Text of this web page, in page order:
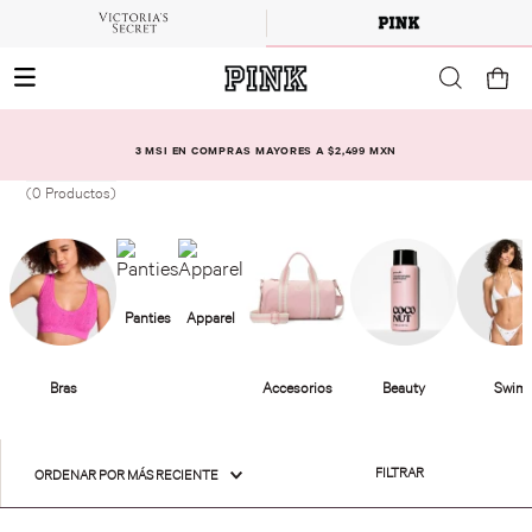
3 MSI EN COMPRAS MAYORES A $2,499 MXN
0 Productos
ORDENAR POR MÁS RECIENTE FILTRAR